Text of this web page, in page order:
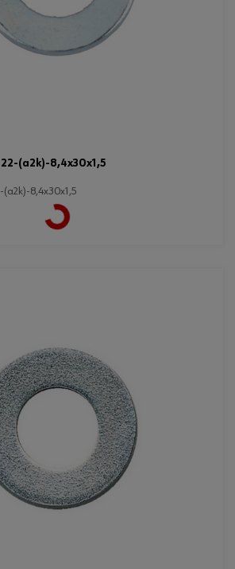
(a2k)-8,4x30x1,5
(a2k)-8,4x30x1,5Loading...